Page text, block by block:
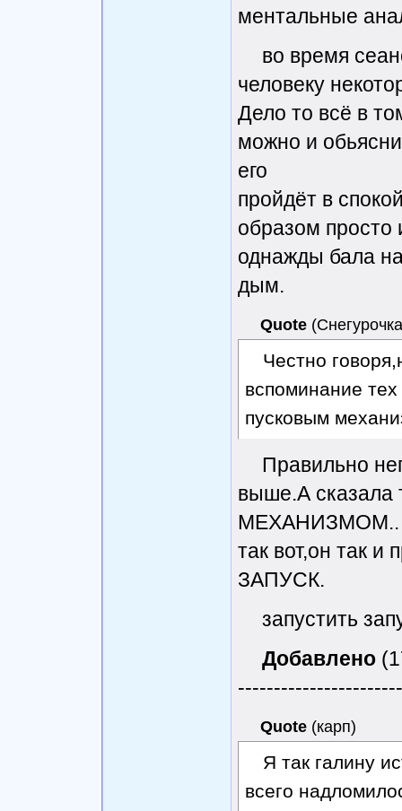
ментальные
во время
человеку
Дело то всё в
можно и
его
пройдёт в
образом просто
однажды бала
дым.
Quote (Снегурочка
Честно
вспоминание
пусковым
Правильно
выше.А
МЕХАНИЗМОМ..
так вот,он так и
ЗАПУСК.
запустить
Добавлено
Quote (карп)
Я так галину
всего